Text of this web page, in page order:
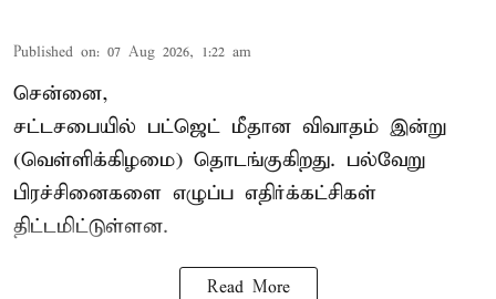
Published on: 07 Aug 2026, 1:22 am
சென்னை,
சட்டசபையில் பட்ஜெட் மீதான விவாதம் இன்று
(வெள்ளிக்கிழமை) தொடங்குகிறது. பல்வேறு
பிரச்சினைகளை எழுப்ப எதிர்க்கட்சிகள்
திட்டமிட்டுள்ளன.
Read More